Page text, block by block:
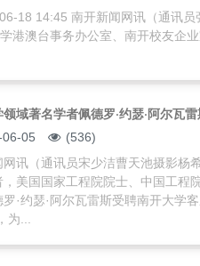
18 14:45 南开新闻网讯（通讯
港澳台事务办公室、南开校友企
域著名学者佩德罗·约瑟·阿尔瓦
05
(536)
网讯（通讯员宋少洁曹天池摄影杨
，美国国家工程院院士、中国工程
·约瑟·阿尔瓦雷斯受聘南开大学
为...